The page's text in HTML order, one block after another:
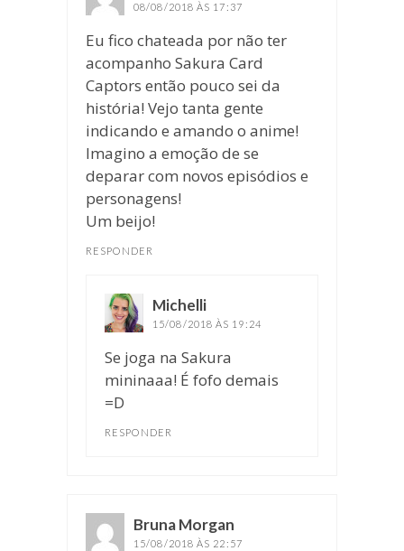
08/08/2018 ÀS 17:37
Eu fico chateada por não ter
acompanho Sakura Card
Captors então pouco sei da
história! Vejo tanta gente
indicando e amando o anime!
Imagino a emoção de se
deparar com novos episódios e
personagens!
Um beijo!
RESPONDER
Michelli
15/08/2018 ÀS 19:24
Se joga na Sakura
mininaaa! É fofo demais
=D
RESPONDER
Bruna Morgan
15/08/2018 ÀS 22:57